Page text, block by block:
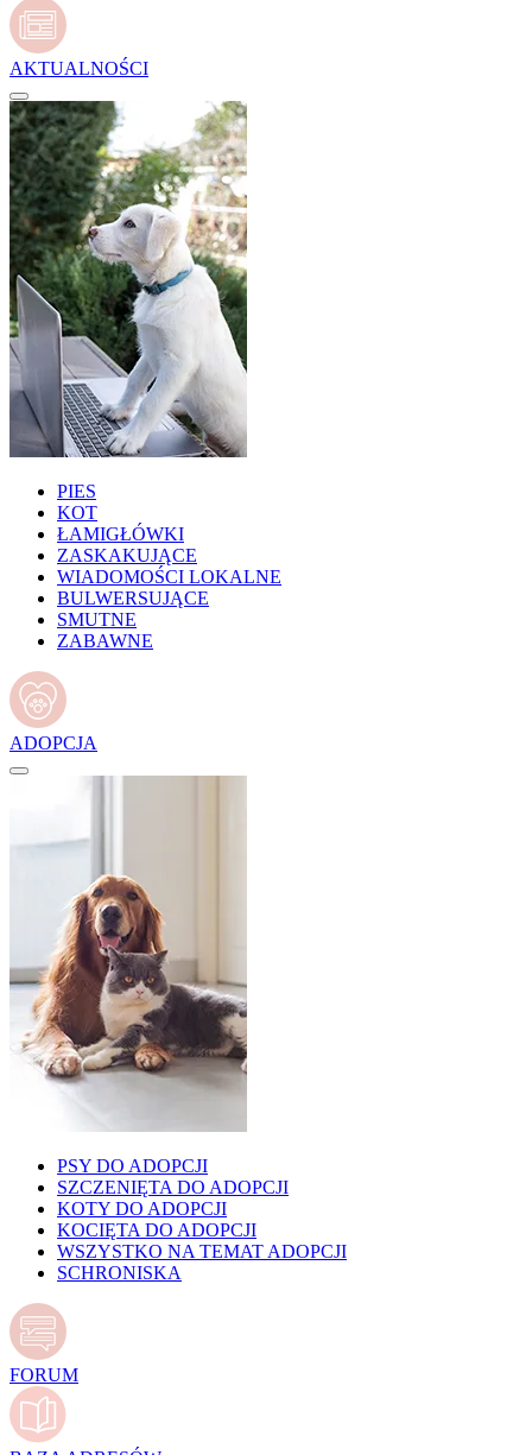
AKTUALNOŚCI
PIES
KOT
ŁAMIGŁÓWKI
ZASKAKUJĄCE
WIADOMOŚCI LOKALNE
BULWERSUJĄCE
SMUTNE
ZABAWNE
ADOPCJA
PSY DO ADOPCJI
SZCZENIĘTA DO ADOPCJI
KOTY DO ADOPCJI
KOCIĘTA DO ADOPCJI
WSZYSTKO NA TEMAT ADOPCJI
SCHRONISKA
FORUM